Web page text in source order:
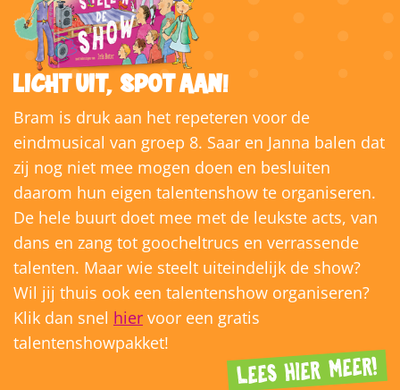
LICHT UIT, SPOT AAN!
Bram is druk aan het repeteren voor de
eindmusical van groep 8. Saar en Janna balen dat
zij nog niet mee mogen doen en besluiten
daarom hun eigen talentenshow te organiseren.
De hele buurt doet mee met de leukste acts, van
dans en zang tot goocheltrucs en verrassende
talenten. Maar wie steelt uiteindelijk de show?
Wil jij thuis ook een talentenshow organiseren?
Klik dan snel hier voor een gratis
talentenshowpakket!
LEES HIER MEER!